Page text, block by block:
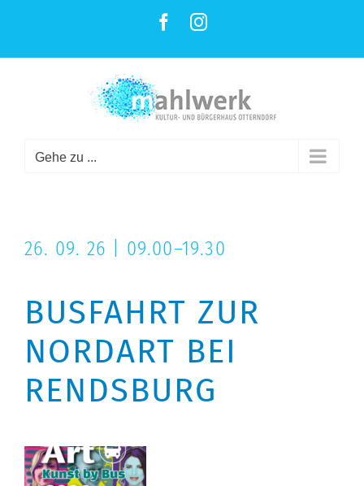
Facebook
Gehe zu ...
26. 09. 26 | 09.00–19.30
BUSFAHRT ZUR
NORDART BEI
RENDSBURG